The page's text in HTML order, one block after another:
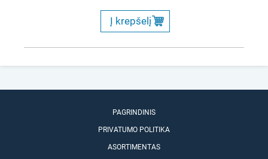
Į krepšelį
PAGRINDINIS
PRIVATUMO POLITIKA
ASORTIMENTAS